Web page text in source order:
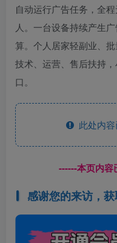
自动运行广告任务，全
人。一台设备持续产生
算。个人居家轻副业、
技术、运营、售后扶持
口。
此处内容
------本页内容
感谢您的来访，获